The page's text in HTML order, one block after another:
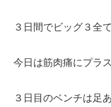
３日間でビッグ３全
今日は筋肉痛にプラ
３日目のベンチは足